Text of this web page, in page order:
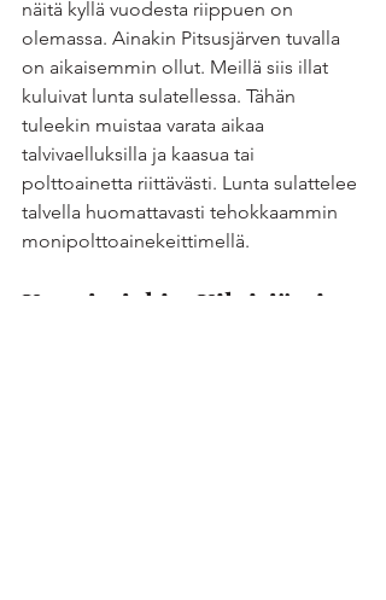
näitä kyllä vuodesta riippuen on
olemassa. Ainakin Pitsusjärven tuvalla
on aikaisemmin ollut. Meillä siis illat
kuluivat lunta sulatellessa. Tähän
tuleekin muistaa varata aikaa
talvivaelluksilla ja kaasua tai
polttoainetta riittävästi. Lunta sulattelee
talvella huomattavasti tehokkaammin
monipolttoainekeittimellä.
Kuonjarjoki – Kilpisjärvi –